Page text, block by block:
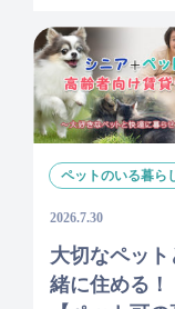
ペットのいる暮ら
2026.7.30
大切なペット
緒に住める！